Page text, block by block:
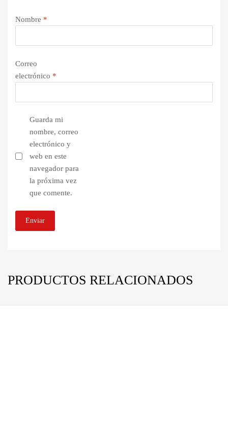
Nombre *
Correo
electrónico *
Guarda mi
nombre, correo
electrónico y
web en este
navegador para
la próxima vez
que comente.
PRODUCTOS RELACIONADOS